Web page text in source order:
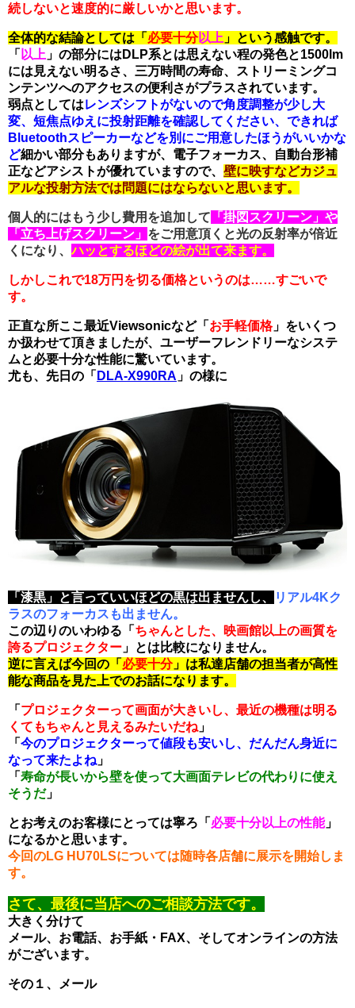
続しないと速度的に厳しいかと思います。
全体的な結論としては「 必要十分以上 」という感触です。
「 以上 」の部分にはDLP系とは思えない程の発色と1500lm
には見えない明るさ、三万時間の寿命、ストリーミングコ
ンテンツへのアクセスの便利さがプラスされています。
弱点としてはレンズシフトがないので角度調整が少し大
変、短焦点ゆえに投射距離を確認してください、できれば
Bluetoothスピーカーなどを別にご用意したほうがいいかな
ど細かい部分もありますが、電子フォーカス、自動台形補
正などアシストが優れていますので、 壁に映すなどカジュ
アルな投射方法では問題にはならないと思います。
個人的にはもう少し費用を追加して 「掛図スクリーン」や
「立ち上げスクリーン」 をご用意頂くと光の反射率が倍近
くになり、ハッとするほどの絵が出て来ます。
しかしこれで18万円を切る価格というのは……すごいで
す。
正直な所ここ最近Viewsonicなど「 お手軽価格」をいくつ
か扱わせて頂きましたが、ユーザーフレンドリーなシステ
ムと必要十分な性能に驚いています。
尤も、先日の「 DLA-X990RA 」の様に
「漆黒」と言っていいほどの黒は出ませんし、
リアル4Kク
ラスのフォーカスも出ません。
この辺りのいわゆる「 ちゃんとした、映画館以上の画質を
誇るプロジェクター 」とは比較になりません。
逆に言えば今回の「 必要十分」は私達店舗の担当者が高性
能な商品を見た上でのお話になります。
「 プロジェクターって画面が大きいし、最近の機種は明る
くてもちゃんと見えるみたいだね 」
「 今のプロジェクターって値段も安いし、だんだん身近に
なって来たよね 」
「 寿命が長いから壁を使って大画面テレビの代わりに使え
そうだ」
とお考えのお客様にとっては寧ろ「 必要十分以上の性能」
になるかと思います。
今回のLG HU70LSについては随時各店舗に展示を開始しま
す。
さて、最後に当店へのご相談方法です。
大きく分けて
メール、お電話、お手紙・FAX、そしてオンラインの方法
がございます。
その１、メール